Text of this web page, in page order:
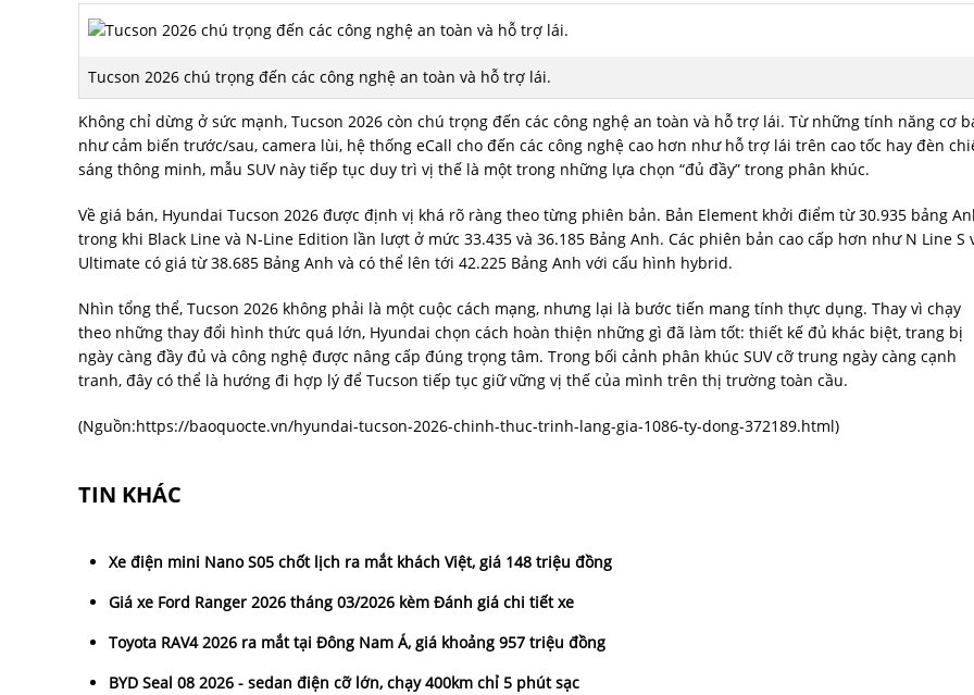
Tucson 2026 chú trọng đến các công nghệ an toàn và hỗ trợ lái.
Không chỉ dừng ở sức mạnh, Tucson 2026 còn chú trọng đến các công nghệ an toàn và hỗ trợ lái. Từ những tính năng cơ
như cảm biến trước/sau, camera lùi, hệ thống eCall cho đến các công nghệ cao hơn như hỗ trợ lái trên cao tốc hay đèn
sáng thông minh, mẫu SUV này tiếp tục duy trì vị thế là một trong những lựa chọn “đủ đầy” trong phân khúc.
Về giá bán, Hyundai Tucson 2026 được định vị khá rõ ràng theo từng phiên bản. Bản Element khởi điểm từ 30.935 bảng
trong khi Black Line và N-Line Edition lần lượt ở mức 33.435 và 36.185 Bảng Anh. Các phiên bản cao cấp hơn như N Line S
Ultimate có giá từ 38.685 Bảng Anh và có thể lên tới 42.225 Bảng Anh với cấu hình hybrid.
Nhìn tổng thể, Tucson 2026 không phải là một cuộc cách mạng, nhưng lại là bước tiến mang tính thực dụng. Thay vì chạy
theo những thay đổi hình thức quá lớn, Hyundai chọn cách hoàn thiện những gì đã làm tốt: thiết kế đủ khác biệt, trang bị
ngày càng đầy đủ và công nghệ được nâng cấp đúng trọng tâm. Trong bối cảnh phân khúc SUV cỡ trung ngày càng cạnh
tranh, đây có thể là hướng đi hợp lý để Tucson tiếp tục giữ vững vị thế của mình trên thị trường toàn cầu.
(Nguồn:https://baoquocte.vn/hyundai-tucson-2026-chinh-thuc-trinh-lang-gia-1086-ty-dong-372189.html)
TIN KHÁC
Xe điện mini Nano S05 chốt lịch ra mắt khách Việt, giá 148 triệu đồng
Giá xe Ford Ranger 2026 tháng 03/2026 kèm Đánh giá chi tiết xe
Toyota RAV4 2026 ra mắt tại Đông Nam Á, giá khoảng 957 triệu đồng
BYD Seal 08 2026 - sedan điện cỡ lớn, chạy 400km chỉ 5 phút sạc